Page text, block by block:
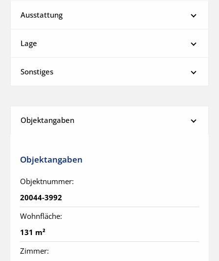
Ausstattung
Lage
Sonstiges
Objektangaben
Objektangaben
Objektnummer:
20044-3992
Wohnfläche:
131 m²
Zimmer: